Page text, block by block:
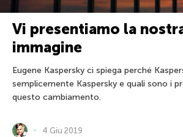
Vi presentiamo la
immagine
Eugene Kaspersky ci spiega perché
semplicemente Kaspersky e quali sono i
questo cambiamento.
4 Giu 2019